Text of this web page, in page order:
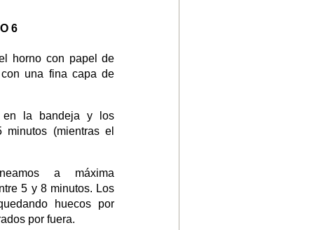
6
horno con papel de
una fina capa de
en la bandeja y los
minutos (mientras el
a máxima
5 y 8 minutos. Los
huecos por
por fuera.